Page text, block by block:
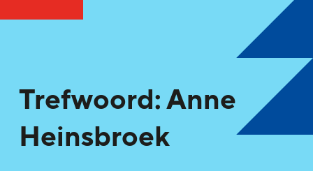
Trefwoord: Anne
Heinsbroek